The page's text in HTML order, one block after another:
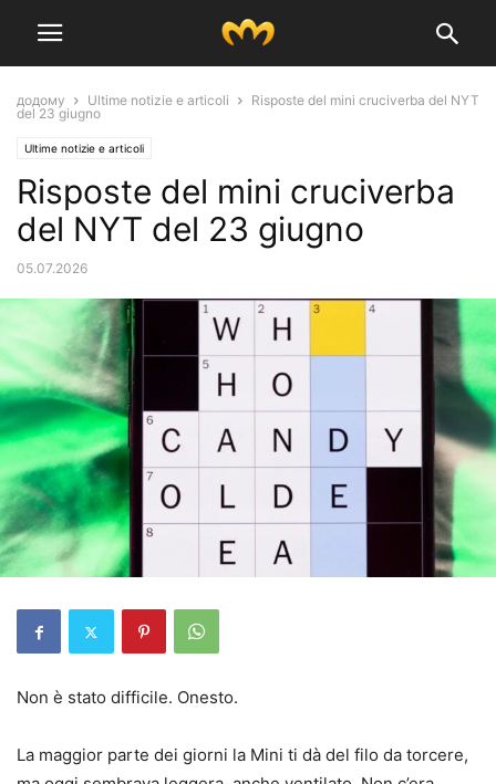
додому Ultime notizie e articoli
Risposte del mini cruciverba del NYT
del 23 giugno
Ultime notizie e articoli
Risposte del mini cruciverba
del NYT del 23 giugno
05.07.2026
Non è stato difficile. Onesto.
La maggior parte dei giorni la Mini ti dà del filo da torcere,